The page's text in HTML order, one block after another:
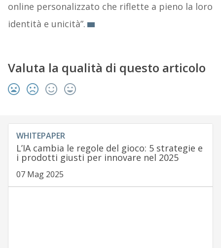
online personalizzato che riflette a pieno la loro
identità e unicità”.
Valuta la qualità di questo articolo
WHITEPAPER
L’IA cambia le regole del gioco: 5 strategie e
i prodotti giusti per innovare nel 2025
07 Mag 2025